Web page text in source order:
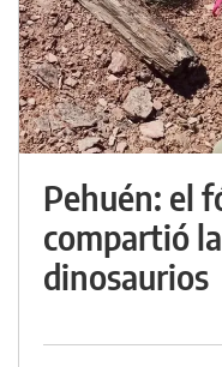
Pehuén: el
compartió
dinosaurios